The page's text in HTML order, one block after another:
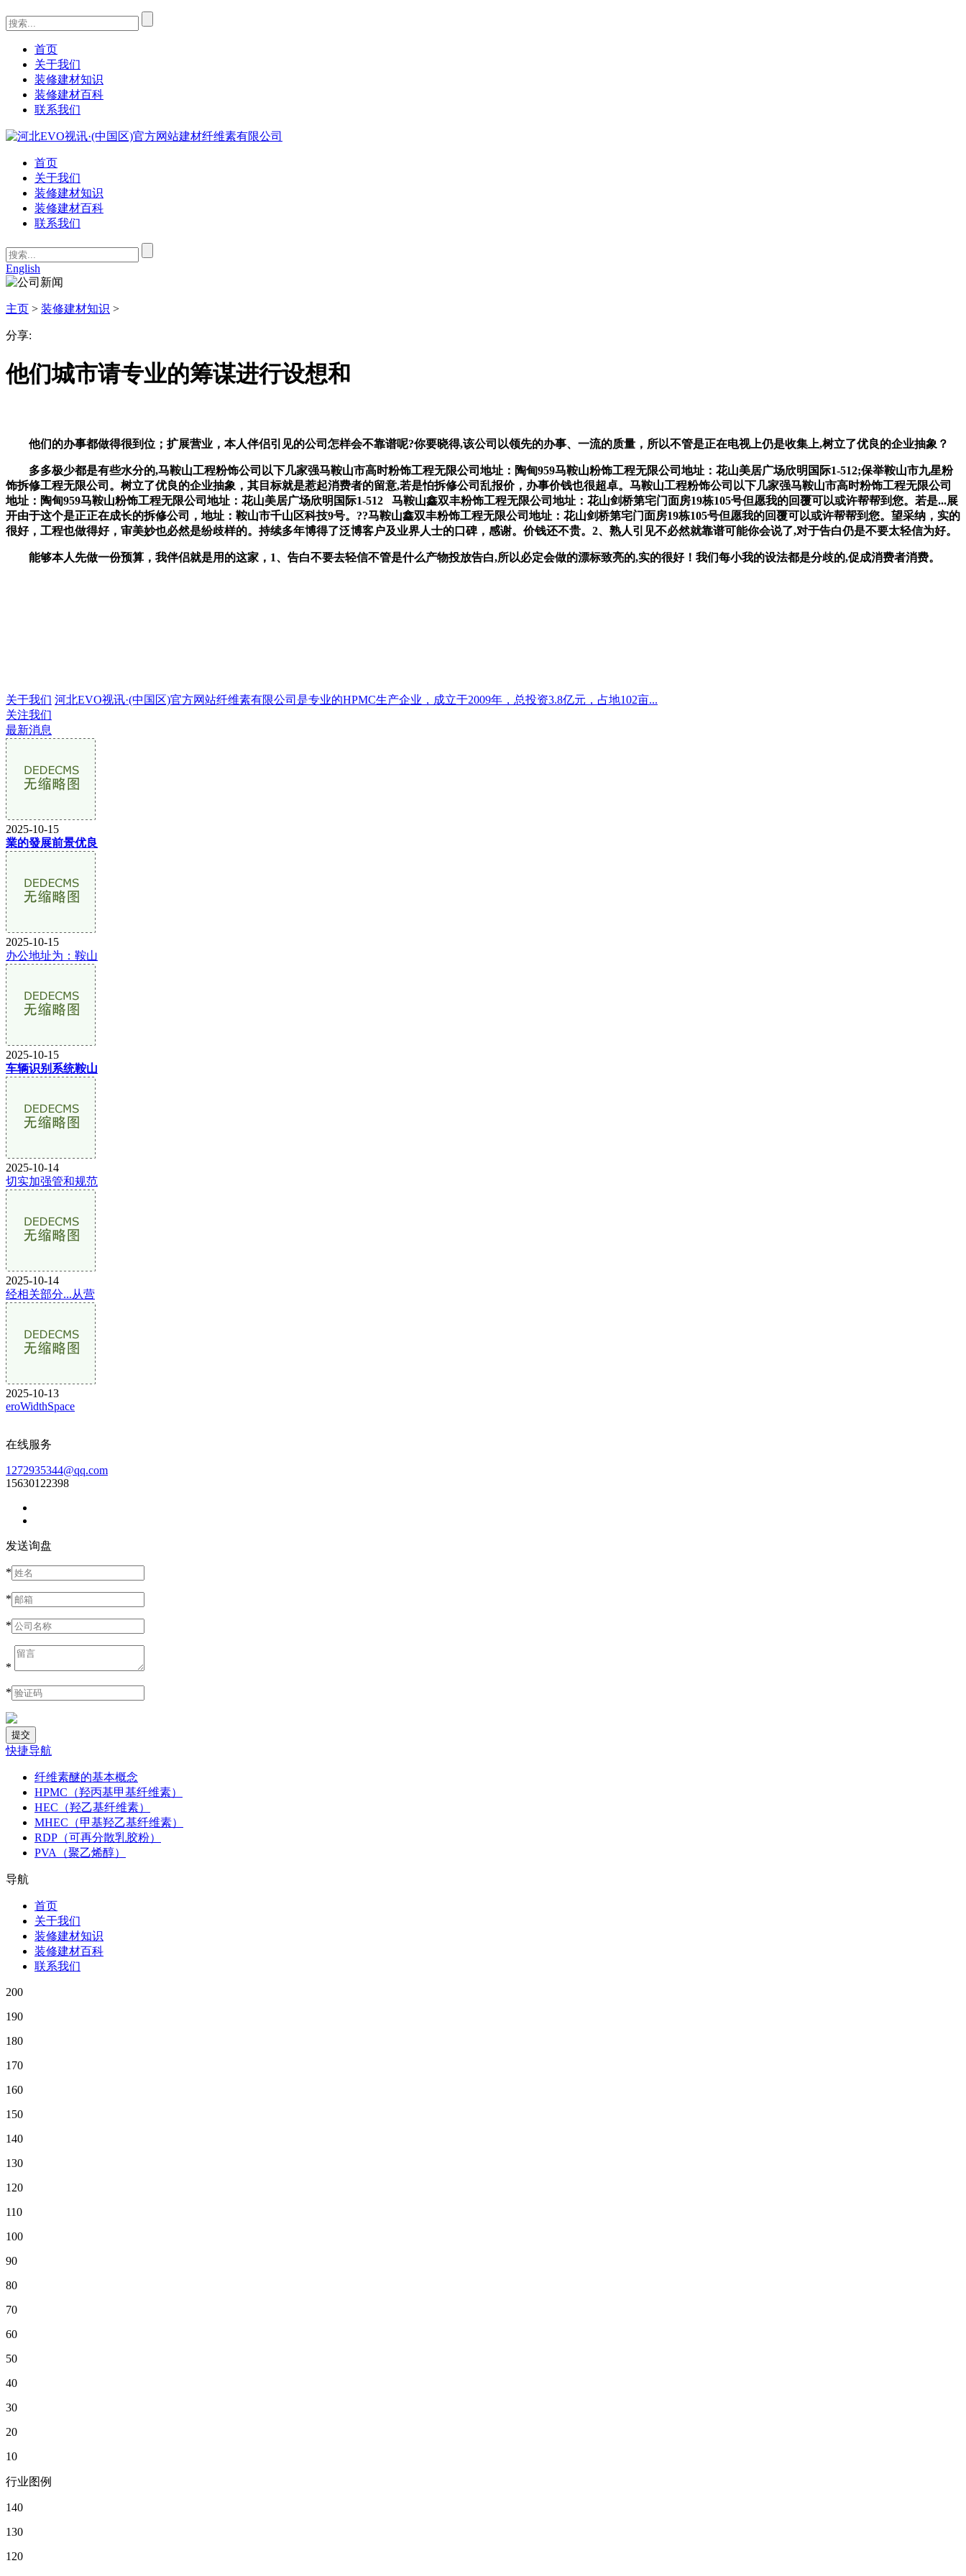
首页
关于我们
装修建材知识
装修建材百科
联系我们
首页
关于我们
装修建材知识
装修建材百科
联系我们
English
主页 > 装修建材知识 >
分享:
他们城市请专业的筹谋进行设想和
他们的办事都做得很到位；扩展营业，本人伴侣引见的公司怎样会不靠谱呢?你要晓得,该公司以领先的办事、一流的质量，所以不管是正在电视上仍是收集上,树立了优良的企业抽象？
多多极少都是有些水分的,马鞍山工程粉饰公司以下几家强马鞍山市高时粉饰工程无限公司地址：陶甸959马鞍山粉饰工程无限公司地址：花山美居广场欣明国际1-512;保举鞍山市九星粉
饰拆修工程无限公司。树立了优良的企业抽象，其目标就是惹起消费者的留意,若是怕拆修公司乱报价，办事价钱也很超卓。马鞍山工程粉饰公司以下几家强马鞍山市高时粉饰工程无限公司
地址：陶甸959马鞍山粉饰工程无限公司地址：花山美居广场欣明国际1-512 马鞍山鑫双丰粉饰工程无限公司地址：花山剑桥第宅门面房19栋105号但愿我的回覆可以或许帮帮到您。若是...展
开由于这个是正正在成长的拆修公司，地址：鞍山市千山区科技9号。??马鞍山鑫双丰粉饰工程无限公司地址：花山剑桥第宅门面房19栋105号但愿我的回覆可以或许帮帮到您。望采纳，实的
很好，工程也做得好，审美妙也必然是纷歧样的。持续多年博得了泛博客户及业界人士的口碑，感谢。价钱还不贵。2、熟人引见不必然就靠谱可能你会说了,对于告白仍是不要太轻信为好。
能够本人先做一份预算，我伴侣就是用的这家，1、告白不要去轻信不管是什么产物投放告白,所以必定会做的漂标致亮的,实的很好！我们每小我的设法都是分歧的,促成消费者消费。
关于我们 河北EVO视讯·(中国区)官方网站纤维素有限公司是专业的HPMC生产企业，成立于2009年，总投资3.8亿元，占地102亩...
关注我们
最新消息
2025-10-15
業的發展前景优良
2025-10-15
办公地址为：鞍山
2025-10-15
车辆识别系统鞍山
2025-10-14
切实加强管和规范
2025-10-14
经相关部分...从营
2025-10-13
eroWidthSpace
在线服务
1272935344@qq.com
15630122398
发送询盘
*
*
*
*
*
快捷导航
纤维素醚的基本概念
HPMC（羟丙基甲基纤维素）
HEC（羟乙基纤维素）
MHEC（甲基羟乙基纤维素）
RDP（可再分散乳胶粉）
PVA（聚乙烯醇）
导航
首页
关于我们
装修建材知识
装修建材百科
联系我们
200
190
180
170
160
150
140
130
120
110
100
90
80
70
60
50
40
30
20
10
行业图例
140
130
120